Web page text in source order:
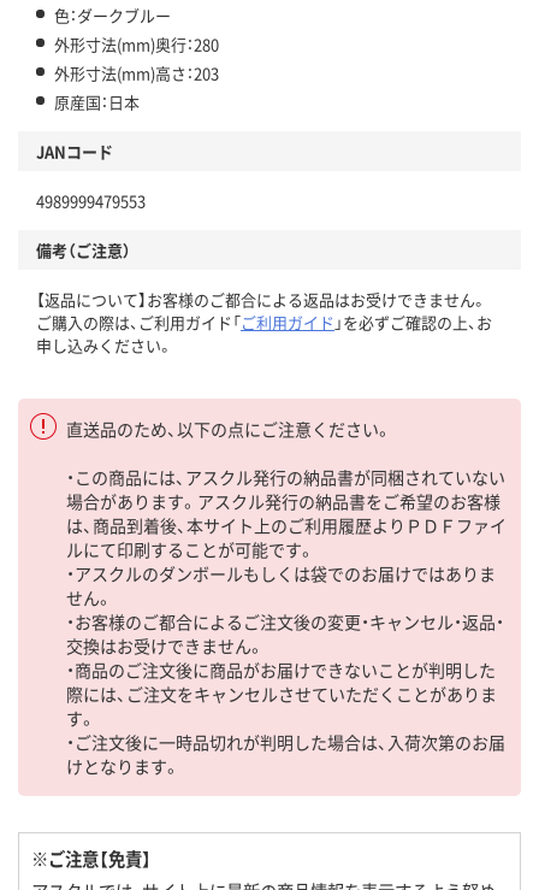
色：ダークブルー
外形寸法(mm)奥行：280
外形寸法(mm)高さ：203
原産国：日本
JANコード
4989999479553
備考（ご注意）
【返品について】お客様のご都合による返品はお受けできません。
ご購入の際は、ご利用ガイド「ご利用ガイド 」を必ずご確認の上、お
申し込みください。
直送品のため、以下の点にご注意ください。
・この商品には、アスクル発行の納品書が同梱されていない
場合があります。アスクル発行の納品書をご希望のお客様
は、商品到着後、本サイト上のご利用履歴よりＰＤＦファイ
ルにて印刷することが可能です。
・アスクルのダンボールもしくは袋でのお届けではありま
せん。
・お客様のご都合によるご注文後の変更・キャンセル・返品・
交換はお受けできません。
・商品のご注文後に商品がお届けできないことが判明した
際には、ご注文をキャンセルさせていただくことがありま
す。
・ご注文後に一時品切れが判明した場合は、入荷次第のお届
けとなります。
※ご注意【免責】